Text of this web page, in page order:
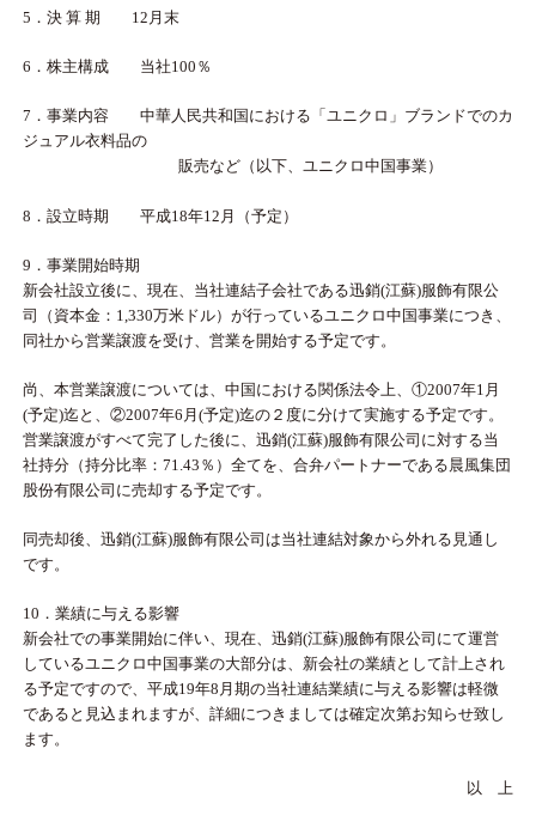
5．決 算 期 12月末
6．株主構成 当社100％
7．事業内容 中華人民共和国における「ユニクロ」ブランドでのカ
ジュアル衣料品の
販売など（以下、ユニクロ中国事業）
8．設立時期 平成18年12月（予定）
9．事業開始時期
新会社設立後に、現在、当社連結子会社である迅銷(江蘇)服飾有限公
司（資本金：1,330万米ドル）が行っているユニクロ中国事業につき、
同社から営業譲渡を受け、営業を開始する予定です。
尚、本営業譲渡については、中国における関係法令上、①2007年1月
(予定)迄と、②2007年6月(予定)迄の２度に分けて実施する予定です。
営業譲渡がすべて完了した後に、迅銷(江蘇)服飾有限公司に対する当
社持分（持分比率：71.43％）全てを、合弁パートナーである晨風集団
股份有限公司に売却する予定です。
同売却後、迅銷(江蘇)服飾有限公司は当社連結対象から外れる見通し
です。
10．業績に与える影響
新会社での事業開始に伴い、現在、迅銷(江蘇)服飾有限公司にて運営
しているユニクロ中国事業の大部分は、新会社の業績として計上され
る予定ですので、平成19年8月期の当社連結業績に与える影響は軽微
であると見込まれますが、詳細につきましては確定次第お知らせ致し
ます。
以 上